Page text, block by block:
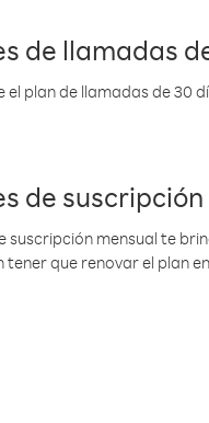
de llamadas
el plan de llamadas de 30
de
suscripción mensual te
tener que renovar el plan